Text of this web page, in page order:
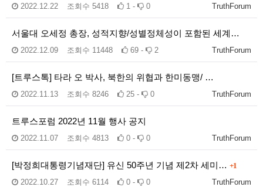
TruthForum
2022.12.22 조회수 5418 1 - 0
서울대 오세정 총장, 성적지향/성별정체성이 포함된 세계…
TruthForum
2022.12.09 조회수 11448 69 - 2
[트루스톡] 타라 오 박사, 북한의 위협과 한미동맹/ …
TruthForum
2022.11.13 조회수 8246 25 - 0
트루스포럼 2022년 11월 행사 공지
TruthForum
2022.11.07 조회수 4813 0 - 0
[박정희대통령기념재단] 유신 50주년 기념 제2차 세미… +1
TruthForum
2022.10.27 조회수 6114 0 - 0